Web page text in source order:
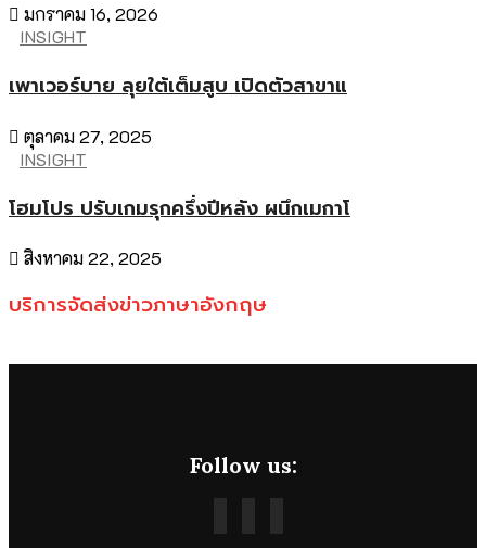
มกราคม 16, 2026
INSIGHT
เพาเวอร์บาย ลุยใต้เต็มสูบ เปิดตัวสาขาแ
ตุลาคม 27, 2025
INSIGHT
โฮมโปร ปรับเกมรุกครึ่งปีหลัง ผนึกเมกาโ
สิงหาคม 22, 2025
บริการจัดส่งข่าวภาษาอังกฤษ
Follow us: